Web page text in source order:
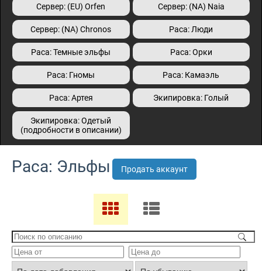
Сервер: (EU) Orfen Сервер: (NA) Naia
Сервер: (NA) Сhronos Раса: Люди
Раса: Темные эльфы Раса: Орки
Раса: Гномы Раса: Камаэль
Раса: Артея Экипировка: Голый
Экипировка: Одетый
(подробности в описании)
Раса: Эльфы Продать аккаунт